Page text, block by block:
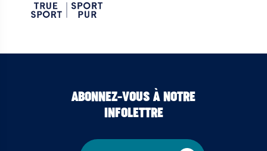
ABONNEZ-VOUS À NOTRE
INFOLETTRE